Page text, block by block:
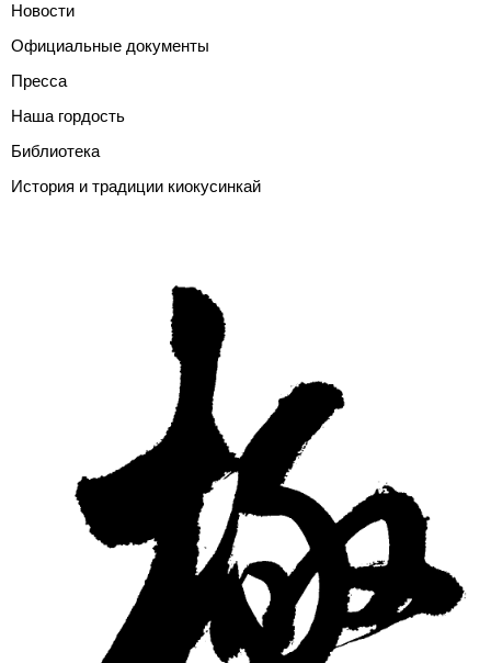
Новости
Официальные документы
Пресса
Наша гордость
Библиотека
История и традиции киокусинкай